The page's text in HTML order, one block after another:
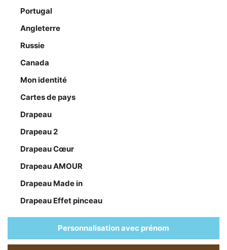
Portugal
Angleterre
Russie
Canada
Mon identité
Cartes de pays
Drapeau
Drapeau 2
Drapeau Cœur
Drapeau AMOUR
Drapeau Made in
Drapeau Effet pinceau
Personnalisation avec prénom